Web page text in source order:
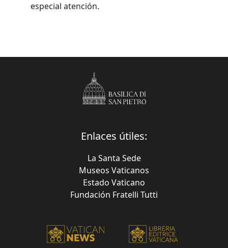
especial atención.
Enlaces útiles:
La Santa Sede
Museos Vaticanos
Estado Vaticano
Fundación Fratelli Tutti